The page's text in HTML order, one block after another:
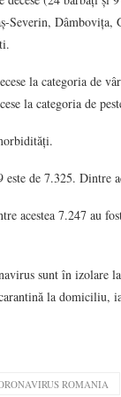
Dâmbovița,
la categoria de
la categoria de
de 7.325. Dintre
acestea 7.247 au
sunt în izolare
la domiciliu,
ROMANIA